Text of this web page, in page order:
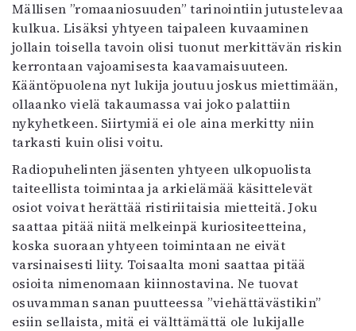
Mällisen ”romaaniosuuden” tarinointiin jutustelevaa
kulkua. Lisäksi yhtyeen taipaleen kuvaaminen
jollain toisella tavoin olisi tuonut merkittävän riskin
kerrontaan vajoamisesta kaavamaisuuteen.
Kääntöpuolena nyt lukija joutuu joskus miettimään,
ollaanko vielä takaumassa vai joko palattiin
nykyhetkeen. Siirtymiä ei ole aina merkitty niin
tarkasti kuin olisi voitu.
Radiopuhelinten jäsenten yhtyeen ulkopuolista
taiteellista toimintaa ja arkielämää käsittelevät
osiot voivat herättää ristiriitaisia mietteitä. Joku
saattaa pitää niitä melkeinpä kuriositeetteina,
koska suoraan yhtyeen toimintaan ne eivät
varsinaisesti liity. Toisaalta moni saattaa pitää
osioita nimenomaan kiinnostavina. Ne tuovat
osuvamman sanan puutteessa ”viehättävästikin”
esiin sellaista, mitä ei välttämättä ole lukijalle